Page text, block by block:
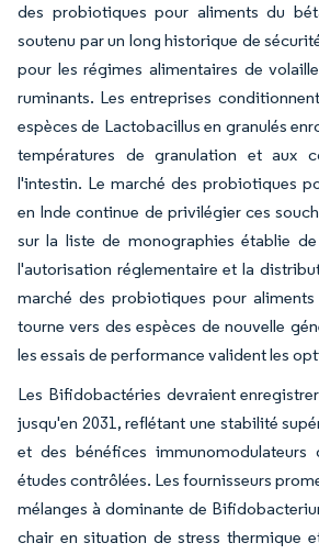
des probiotiques pour aliments du
soutenu par un long historique de
pour les régimes alimentaires de
ruminants. Les entreprises
espèces de Lactobacillus en granulés
températures de granulation et aux
l'intestin. Le marché des probiotiques
en Inde continue de privilégier ces
sur la liste de monographies établie
l'autorisation réglementaire et la
marché des probiotiques pour
tourne vers des espèces de nouvelle
les essais de performance valident les
Les Bifidobactéries devraient
jusqu'en 2031, reflétant une stabilité
et des bénéfices immunomodulateurs
études contrôlées. Les fournisseurs
mélanges à dominante de
chair en situation de stress thermique